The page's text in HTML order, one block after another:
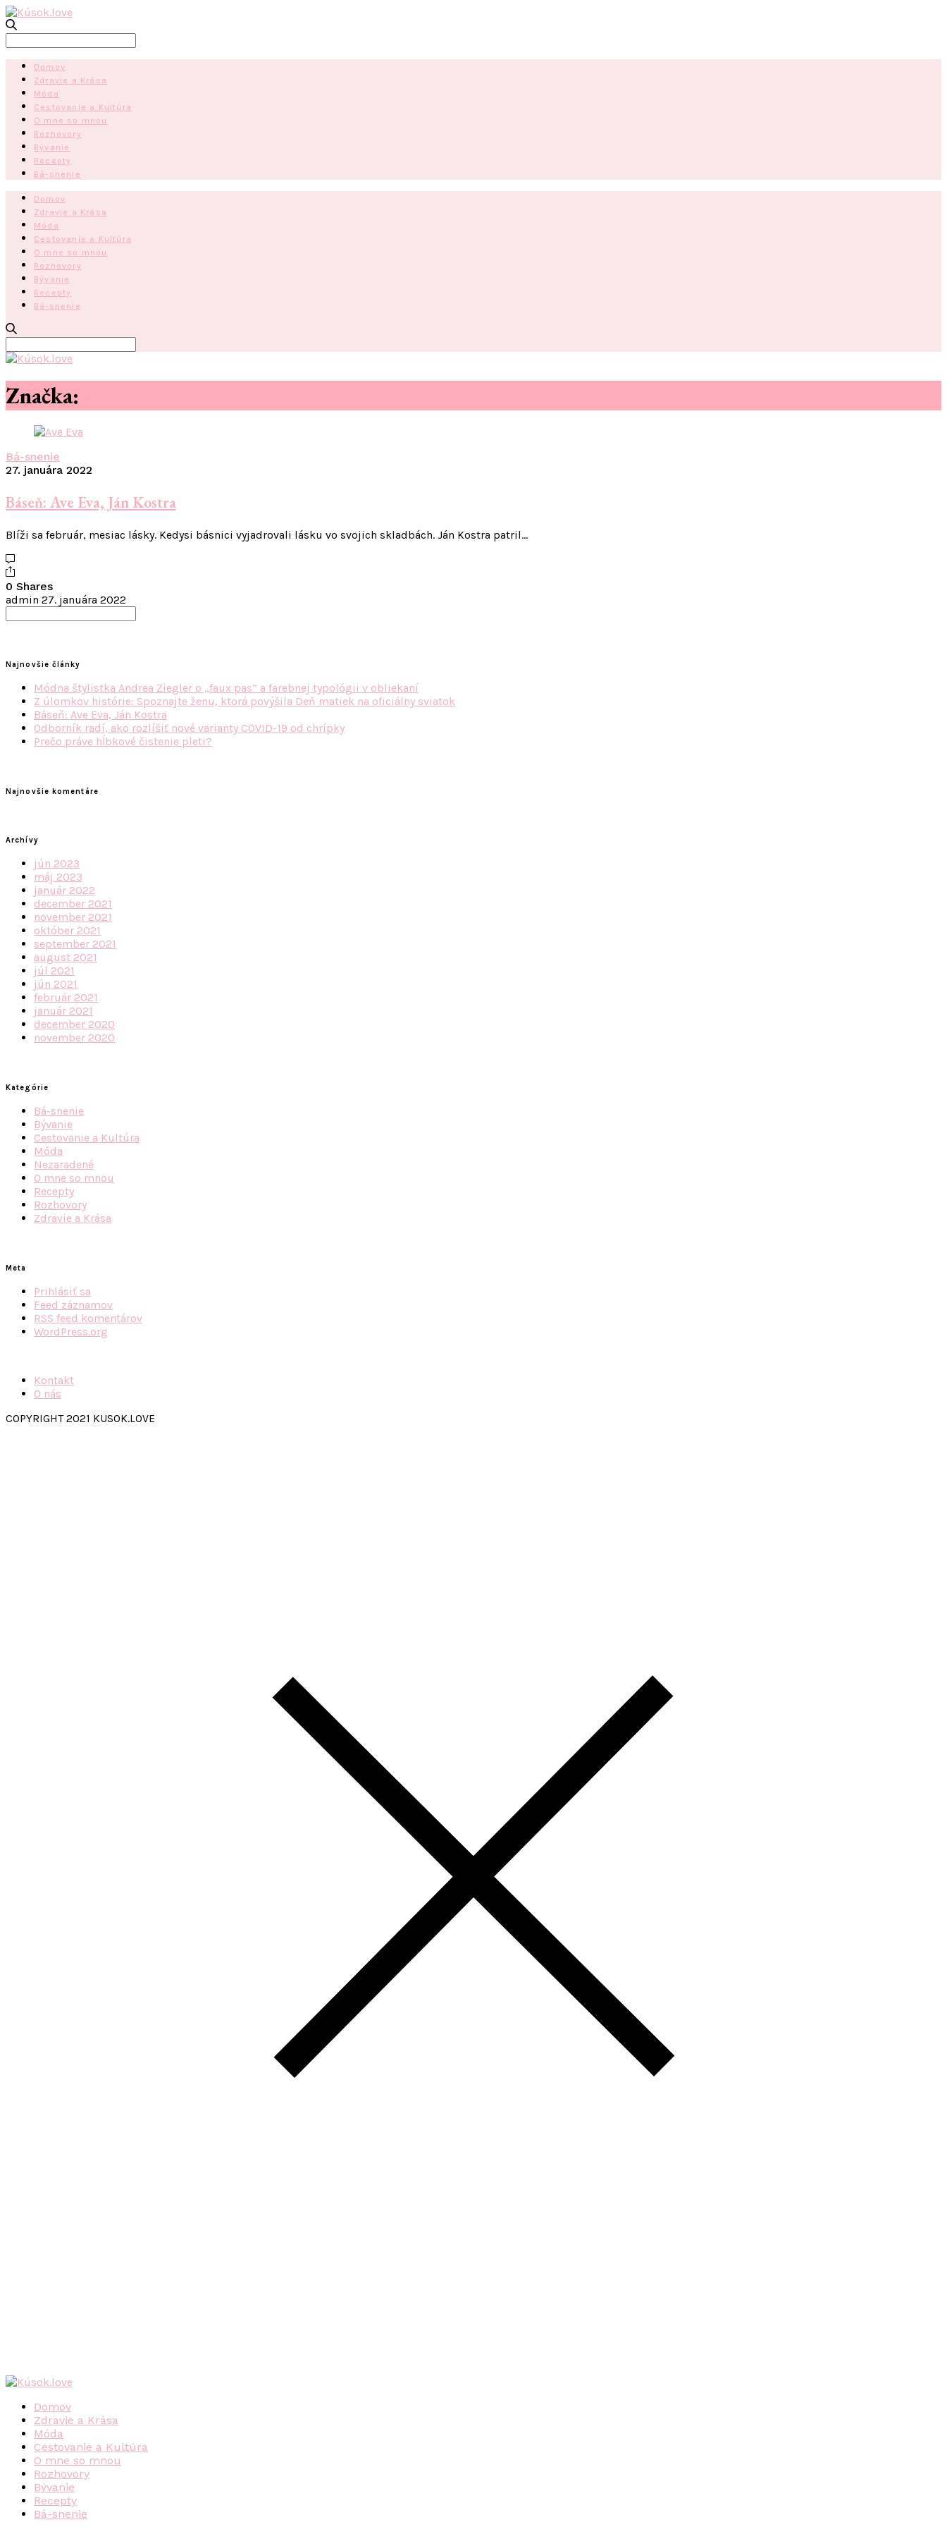
Domov
Zdravie a Krása
Móda
Cestovanie a Kultúra
O mne so mnou
Rozhovory
Bývanie
Recepty
Bá-snenie
Domov
Zdravie a Krása
Móda
Cestovanie a Kultúra
O mne so mnou
Rozhovory
Bývanie
Recepty
Bá-snenie
for:
Značka:
Bá-snenie
27. januára 2022
Báseň: Ave Eva, Ján Kostra
Blíži sa február, mesiac lásky. Kedysi básnici vyjadrovali lásku vo svojich skladbách. Ján Kostra patril…
0 Shares
admin 27. januára 2022
Najnovšie články
Módna štylistka Andrea Ziegler o „faux pas“ a farebnej typológii v obliekaní
Z úlomkov histórie: Spoznajte ženu, ktorá povýšila Deň matiek na oficiálny sviatok
Báseň: Ave Eva, Ján Kostra
Odborník radí, ako rozlíšiť nové varianty COVID-19 od chrípky
Prečo práve hĺbkové čistenie pleti?
Najnovšie komentáre
Archívy
jún 2023
máj 2023
január 2022
december 2021
november 2021
október 2021
september 2021
august 2021
júl 2021
jún 2021
február 2021
január 2021
december 2020
november 2020
Kategórie
Bá-snenie
Bývanie
Cestovanie a Kultúra
Móda
Nezaradené
O mne so mnou
Recepty
Rozhovory
Zdravie a Krása
Meta
Prihlásiť sa
Feed záznamov
RSS feed komentárov
WordPress.org
Kontakt
O nás
COPYRIGHT 2021 KUSOK.LOVE
Domov
Zdravie a Krása
Móda
Cestovanie a Kultúra
O mne so mnou
Rozhovory
Bývanie
Recepty
Bá-snenie